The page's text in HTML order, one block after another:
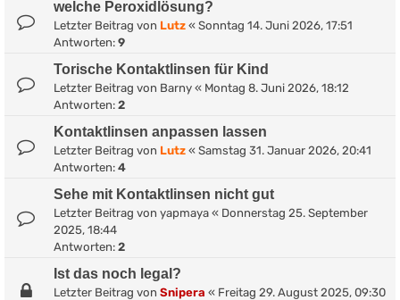
welche Peroxidlösung?
Letzter Beitrag von Lutz « Sonntag 14. Juni 2026, 17:51
Antworten: 9
Torische Kontaktlinsen für Kind
Letzter Beitrag von Barny « Montag 8. Juni 2026, 18:12
Antworten: 2
Kontaktlinsen anpassen lassen
Letzter Beitrag von Lutz « Samstag 31. Januar 2026, 20:41
Antworten: 4
Sehe mit Kontaktlinsen nicht gut
Letzter Beitrag von yapmaya « Donnerstag 25. September
2025, 18:44
Antworten: 2
Ist das noch legal?
Letzter Beitrag von Snipera « Freitag 29. August 2025, 09:30